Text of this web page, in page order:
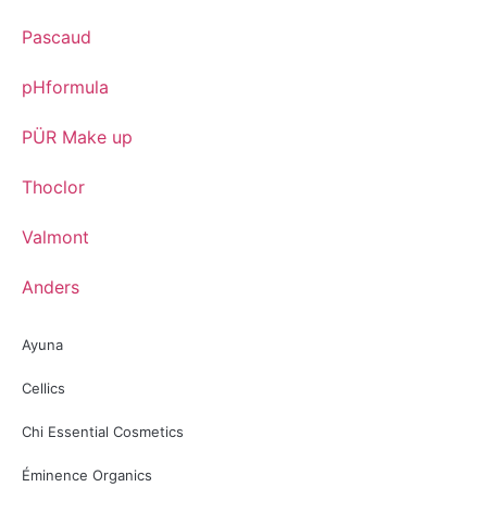
Pascaud
pHformula
PÜR Make up
Thoclor
Valmont
Anders
Ayuna
Cellics
Chi Essential Cosmetics
Éminence Organics